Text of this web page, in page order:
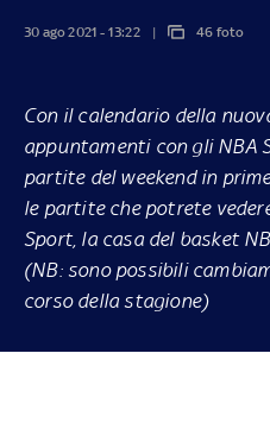
30 ago 2021 - 13:22 46 foto
Con il calendario della
appuntamenti con gli NBA
partite del weekend in
le partite che potrete
Sport, la casa del basket
(NB: sono possibili
corso della stagione)